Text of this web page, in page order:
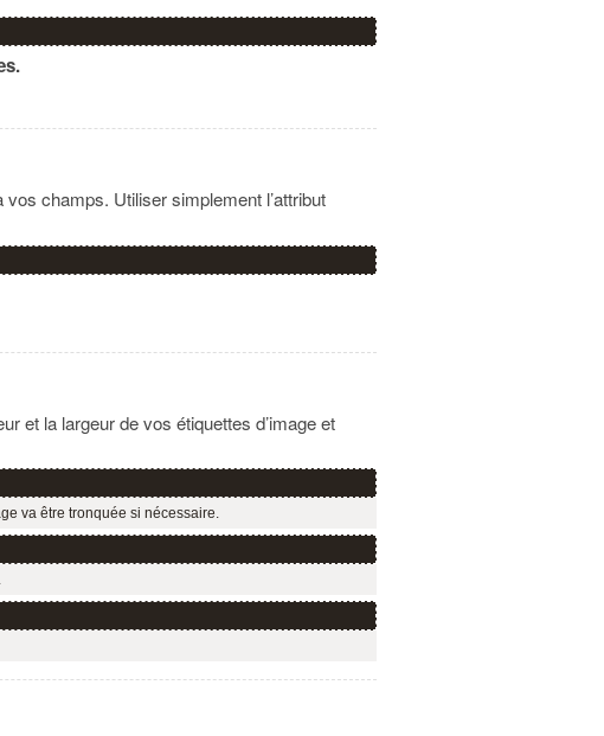
champs. Utiliser simplement l’attribut
et la largeur de vos étiquettes d’image et
va être tronquée si nécessaire.